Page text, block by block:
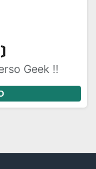
Geek !!